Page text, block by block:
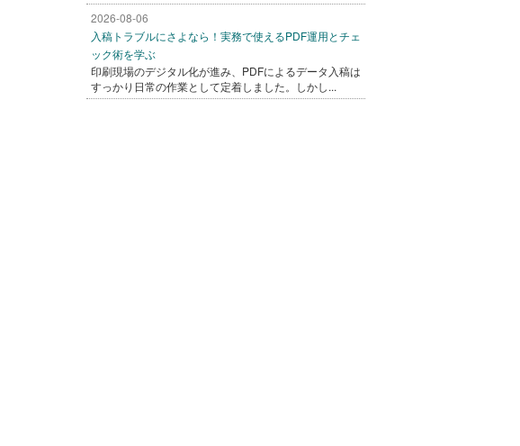
2026-08-06
入稿トラブルにさよなら！実務で使えるPDF運用とチェ
ック術を学ぶ
印刷現場のデジタル化が進み、PDFによるデータ入稿は
すっかり日常の作業として定着しました。しかし...